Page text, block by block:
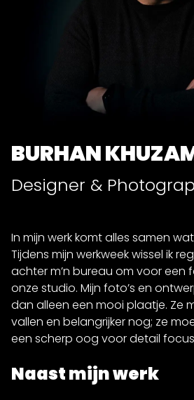
BURHAN
Designer &
In mijn werk komt alles samen
Tijdens mijn werkweek wissel ik
achter m’n bureau om voor een
onze studio. Mijn foto’s en
dan alleen een mooi plaatje. Ze
vallen en belangrijker nog; ze
een scherp oog voor detail
Naast mijn werk